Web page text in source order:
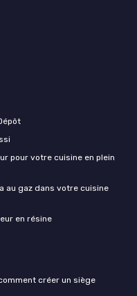
pour votre cuisine en plein
au gaz dans votre cuisine
en résine
créer un siège